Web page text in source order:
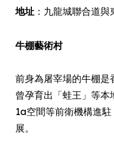
地址 ：九龍城聯合道
牛棚藝術村
前身為屠宰場的牛棚是
曾孕育出「蛙王」等
1a空間等前衛機構進
展。